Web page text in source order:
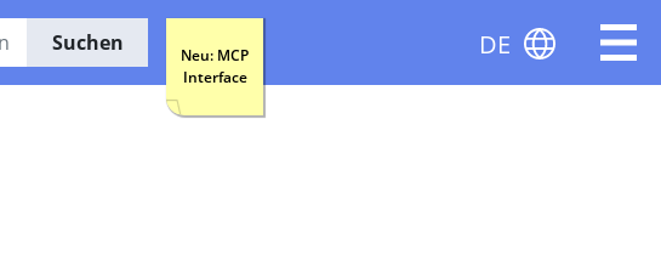
Suchen
Neu: MCP
Interface
DE